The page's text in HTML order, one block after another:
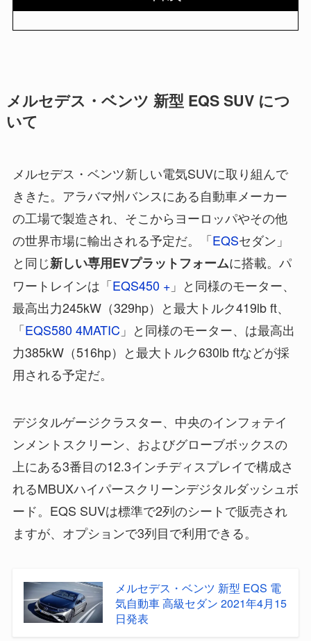
メルセデス・ベンツ 新型 EQS SUV につ
いて
メルセデス・ベンツ新しい電気SUVに取り組んで
ききた。アラバマ州バンスにある自動車メーカー
の工場で製造され、そこからヨーロッパやその他
の世界市場に輸出される予定だ。「EQSセダン」
と同じ新しい専用EVプラットフォームに搭載。パ
ワートレインは「EQS450 +」と同様のモーター、
最高出力245kW（329hp）と最大トルク419lb ft、
「EQS580 4MATIC 」と同様のモーター、は最高出
力385kW（516hp）と最大トルク630lb ftなどが採
用される予定だ。
デジタルゲージクラスター、中央のインフォテイ
ンメントスクリーン、およびグローブボックスの
上にある3番目の12.3インチディスプレイで構成さ
れるMBUXハイパースクリーンデジタルダッシュボ
ード。EQS SUVは標準で2列のシートで販売され
ますが、オプションで3列目で利用できる。
メルセデス・ベンツ 新型 EQS 電
気自動車 高級セダン 2021年4月15
日発表